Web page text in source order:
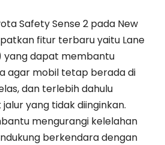
Safety Sense 2 pada New
fitur terbaru yaitu Lane
yang dapat membantu
agar mobil tetap berada di
dan terlebih dahulu
yang tidak diinginkan.
mengurangi kelelahan
berkendara dengan